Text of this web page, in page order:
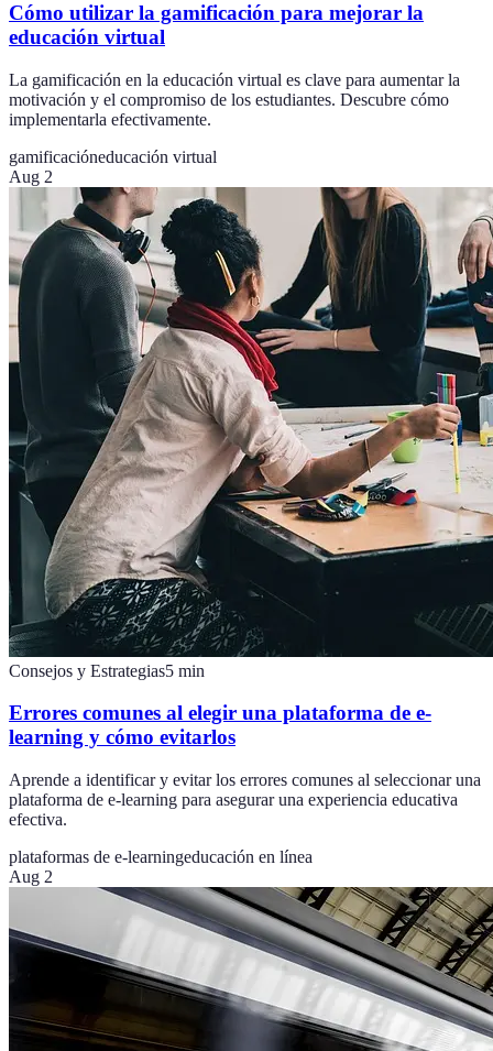
Cómo utilizar la gamificación para mejorar la
educación virtual
La gamificación en la educación virtual es clave para aumentar la
motivación y el compromiso de los estudiantes. Descubre cómo
implementarla efectivamente.
gamificacióneducación virtual
Aug 2
Consejos y Estrategias5 min
Errores comunes al elegir una plataforma de e-
learning y cómo evitarlos
Aprende a identificar y evitar los errores comunes al seleccionar una
plataforma de e-learning para asegurar una experiencia educativa
efectiva.
plataformas de e-learningeducación en línea
Aug 2